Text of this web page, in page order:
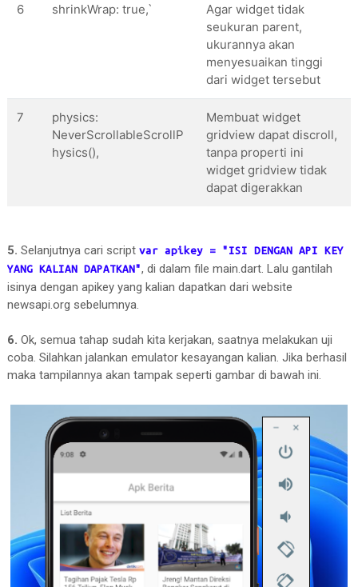
@override
BuildContext context) {
(
//menghilangkan debug label
          debugShowCheckedModeBanner:
false,
          home:
//membuat appbar dengan
AppBar(
                backgroundColor:
Colors
                    child:
Text(
                      style:
                  );
                }),
              ),
                child:
Column(
                  crossAxisAlignment:
                  children: [
Padding(
                      padding: const
EdgeInsets
                        top:
                        left:
                      ),
                      child:
Text
6 shrinkWrap: true,`
Agar widget tidak
seukuran parent,
ukurannya akan
menyesuaikan tinggi
dari widget tersebut
7
physics:
NeverScrollableScrollP
hysics(),
Membuat widget
gridview dapat discroll,
tanpa properti ini
widget gridview tidak
dapat digerakkan
5. Selanjutnya cari script var apikey = "ISI DENGAN API KEY
YANG KALIAN DAPATKAN", di dalam file main.dart. Lalu gantilah
isinya dengan apikey yang kalian dapatkan dari website
newsapi.org sebelumnya.
6. Ok, semua tahap sudah kita kerjakan, saatnya melakukan uji
coba. Silahkan jalankan emulator kesayangan kalian. Jika berhasil
maka tampilannya akan tampak seperti gambar di bawah ini.